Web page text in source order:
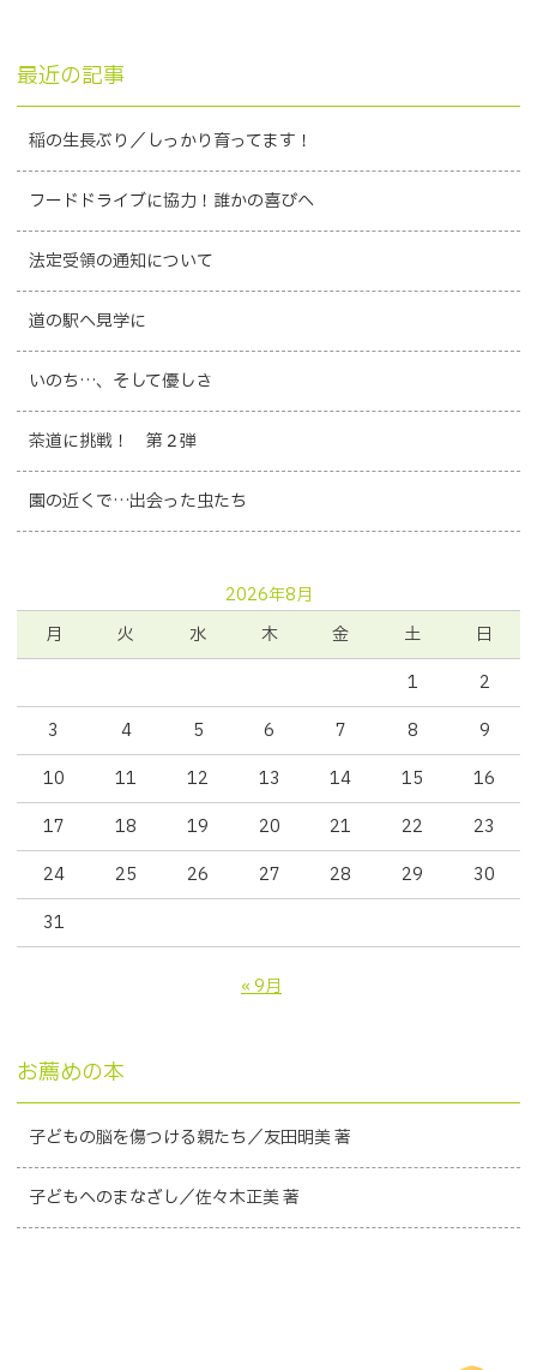
最近の記事
稲の生長ぶり／しっかり育ってます！
フードドライブに協力！誰かの喜びへ
法定受領の通知について
道の駅へ見学に
いのち…、そして優しさ
茶道に挑戦！ 第２弾
園の近くで…出会った虫たち
2026年8月
月
火 水 木 金 土
日
1
2
3
4 5 6 7 8
9
10
11 12 13 14 15
16
17
18 19 20 21 22
23
24
25 26 27 28 29
30
31
« 9月
お薦めの本
子どもの脳を傷つける親たち／友田明美 著
子どもへのまなざし／佐々木正美 著